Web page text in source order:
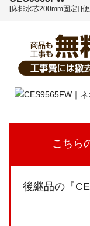
[床排水芯200mm固定] [
こちら
後継品の『